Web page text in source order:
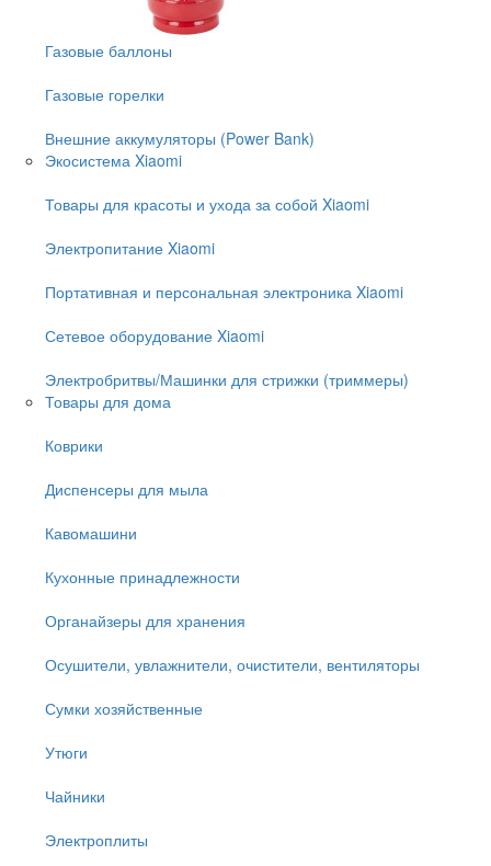
Газовые баллоны
Газовые горелки
Внешние аккумуляторы (Power Bank)
Экосистема Xiaomi
Товары для красоты и ухода за собой Xiaomi
Электропитание Xiaomi
Портативная и персональная электроника Xiaomi
Сетевое оборудование Xiaomi
Электробритвы/Машинки для стрижки (триммеры)
Товары для дома
Коврики
Диспенсеры для мыла
Кавомашини
Кухонные принадлежности
Органайзеры для хранения
Осушители, увлажнители, очистители, вентиляторы
Сумки хозяйственные
Утюги
Чайники
Электроплиты